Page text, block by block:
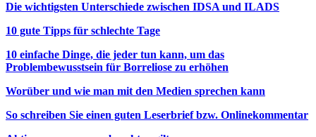
Die wichtigsten Unterschiede zwischen IDSA und ILADS
10 gute Tipps für schlechte Tage
10 einfache Dinge, die jeder tun kann, um das
Problembewusstsein für Borreliose zu erhöhen
Worüber und wie man mit den Medien sprechen kann
So schreiben Sie einen guten Leserbrief bzw. Onlinekommentar